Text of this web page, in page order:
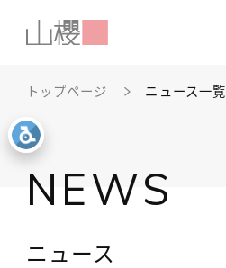
トップページ ニュース一覧
NEWS
ニュース